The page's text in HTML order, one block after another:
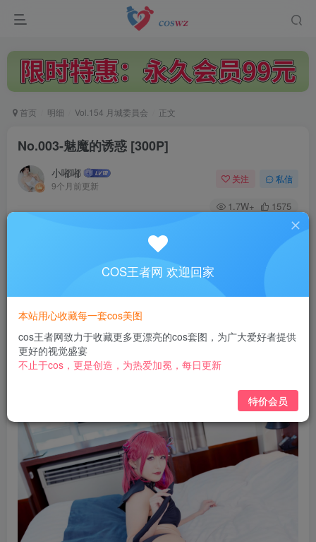
首页 明细 Vol.154 月城委員会 正文
No.003-魅魔的诱惑 [300P]
小嘟嘟
9个月前更新
关注 私信
1.7W+ 1575
此内容为付费阅读，请付费后查看
3
黄金会员免费 钻石会员 免费
立即购买
COS王者网 欢迎回家
本站用心收藏每一套cos美图
cos王者网致力于收藏更多更漂亮的cos套图，为广大爱好者提供
更好的视觉盛宴
不止于cos，更是创造，为热爱加冕，每日更新
特价会员